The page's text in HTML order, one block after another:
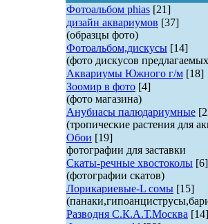
Фотоальбом phias [21]
дизайн аквариумов [37]
(образцы фото)
Фотоальбом,дискусы [14]
(фото дискусов
Аквариумы Южного г/м [18]
Зоомир в фото [4]
(фото магазина)
Анубиасы палюдариумные
(тропические растения для
Обои [19]
фотографии для заставки
Скаты-речные хвостоколы [6]
(фотографии скатов)
Лорикариевые-L сомы [15]
Разводня С.К.А.Т.Москва [14]